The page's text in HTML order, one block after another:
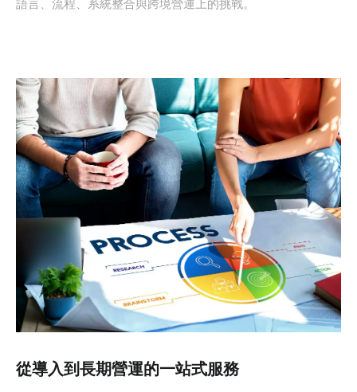
語言、流程、系統整合與跨境營運上的挑戰。
從導入到長期營運的一站式服務